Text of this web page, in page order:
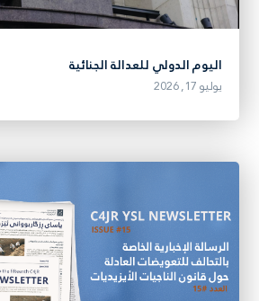
اليوم الدولي للعدالة الجنائية
يوليو 17, 2026